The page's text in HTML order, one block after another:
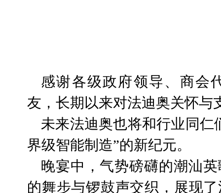
感谢各级政府领导、商会
友，长期以来对法迪奥关怀与
未来法迪奥也将和行业同仁
界级智能制造”的新纪元。
晚宴中，气势磅礴的潮汕
的舞步与锣鼓声交织，展现